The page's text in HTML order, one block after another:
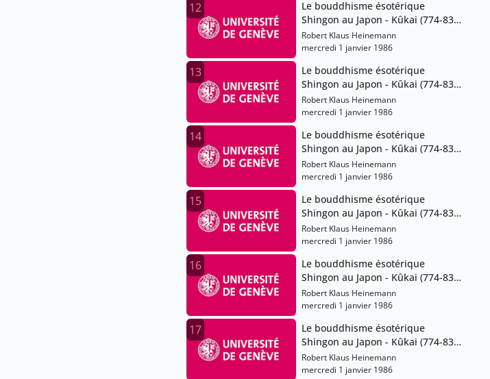
12
Le bouddhisme ésotérique
Shingon au Japon - Kûkai (774-835)
et ses successeurs
Robert Klaus Heinemann
mercredi 1 janvier 1986
13
Le bouddhisme ésotérique
Shingon au Japon - Kûkai (774-835)
et ses successeurs
Robert Klaus Heinemann
mercredi 1 janvier 1986
14
Le bouddhisme ésotérique
Shingon au Japon - Kûkai (774-835)
et ses successeurs
Robert Klaus Heinemann
mercredi 1 janvier 1986
15
Le bouddhisme ésotérique
Shingon au Japon - Kûkai (774-835)
et ses successeurs
Robert Klaus Heinemann
mercredi 1 janvier 1986
16
Le bouddhisme ésotérique
Shingon au Japon - Kûkai (774-835)
et ses successeurs
Robert Klaus Heinemann
mercredi 1 janvier 1986
17
Le bouddhisme ésotérique
Shingon au Japon - Kûkai (774-835)
et ses successeurs
Robert Klaus Heinemann
mercredi 1 janvier 1986